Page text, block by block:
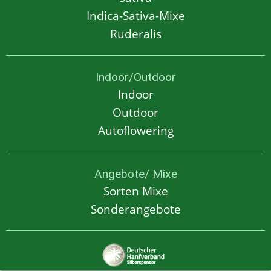
Indica-Sativa-Mixe
Ruderalis
Indoor/Outdoor
Indoor
Outdoor
Autoflowering
Angebote/ Mixe
Sorten Mixe
Sonderangebote